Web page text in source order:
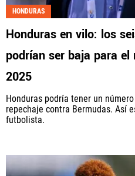
HONDURAS
Honduras en vilo: los
podrían ser baja para el
2025
Honduras podría tener un
repechaje contra Bermudas. Así
futbolista.